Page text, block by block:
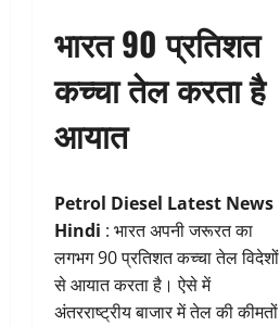
भारत 90 प्रतिशत
कच्चा तेल करता है
आयात
Petrol Diesel Latest News
Hindi : भारत अपनी जरूरत का
लगभग 90 प्रतिशत कच्चा तेल विदेशों
से आयात करता है। ऐसे में
अंतरराष्ट्रीय बाजार में तेल की कीमतों